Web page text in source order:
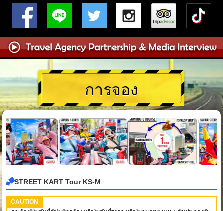
การจอง
STREET KART Tour KS-M
CAUTION